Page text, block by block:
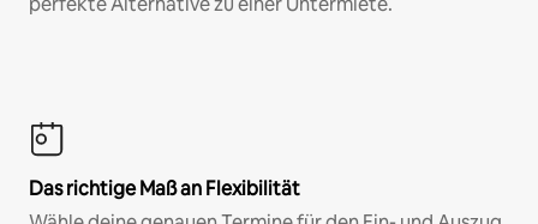
Das richtige Maß an Flexibilität